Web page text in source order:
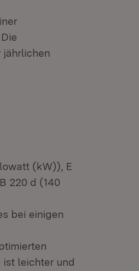
Fenster)
jährlichen
(kW)), E
220 d (140
bei einigen
leichter und